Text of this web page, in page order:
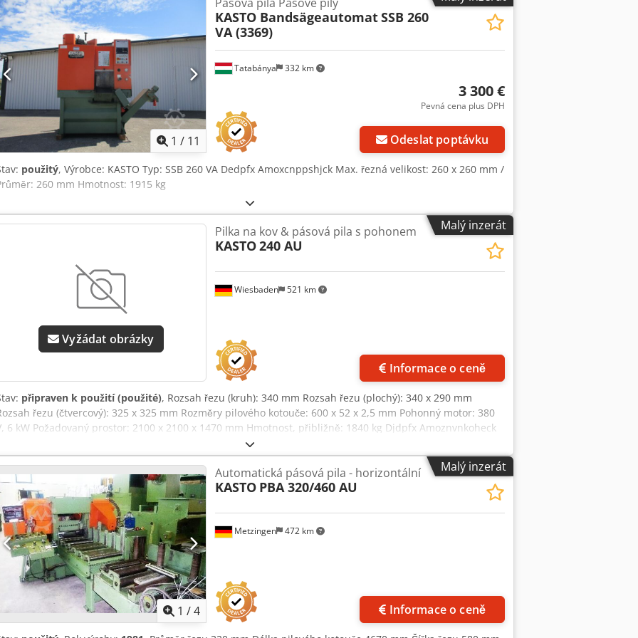
1 / 11
Tatabánya 332 km
KASTO BandsägeautomatSSB 260
VA (3369)
3 300 €
Pevná cena plus DPH
Odeslat poptávku
použitý, Výrobce: KASTO Typ: SSB 260 VA Dedpfx Amoxcnppshjck Max. řezná velikost: 260 x 260 mm /
260 mm Hmotnost: 1915 kg
Malý inzerát
Vyžádat obrázky
Wiesbaden 521 km
Pilka na kov & pásová pila s pohonem
KASTO240 AU
Informace o ceně
připraven k použití (použité), Rozsah řezu (kruh): 340 mm Rozsah řezu (plochý): 340 x 290 mm
řezu (čtvercový): 325 x 325 mm Rozměry pilového kotouče: 600 x 52 x 2,5 mm Pohonný motor: 380
6 kW Požadovaný prostor: 2100 x 2100 x 1470 mm Hmotnost, přibližně: 1840 kg Djdpfx Amoznvnkoheck
Malý inzerát
1 /4
Metzingen 472 km
Automatická pásová pila - horizontální
KASTO PBA 320/460 AU
Informace o ceně